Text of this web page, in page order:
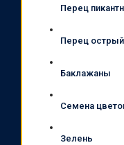
Перец
Перец острый
Баклажаны
Семена
Зелень